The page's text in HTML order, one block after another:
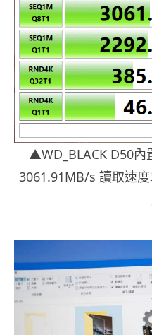
▲WD_BLACK D50內
3061.91MB/s 讀取速